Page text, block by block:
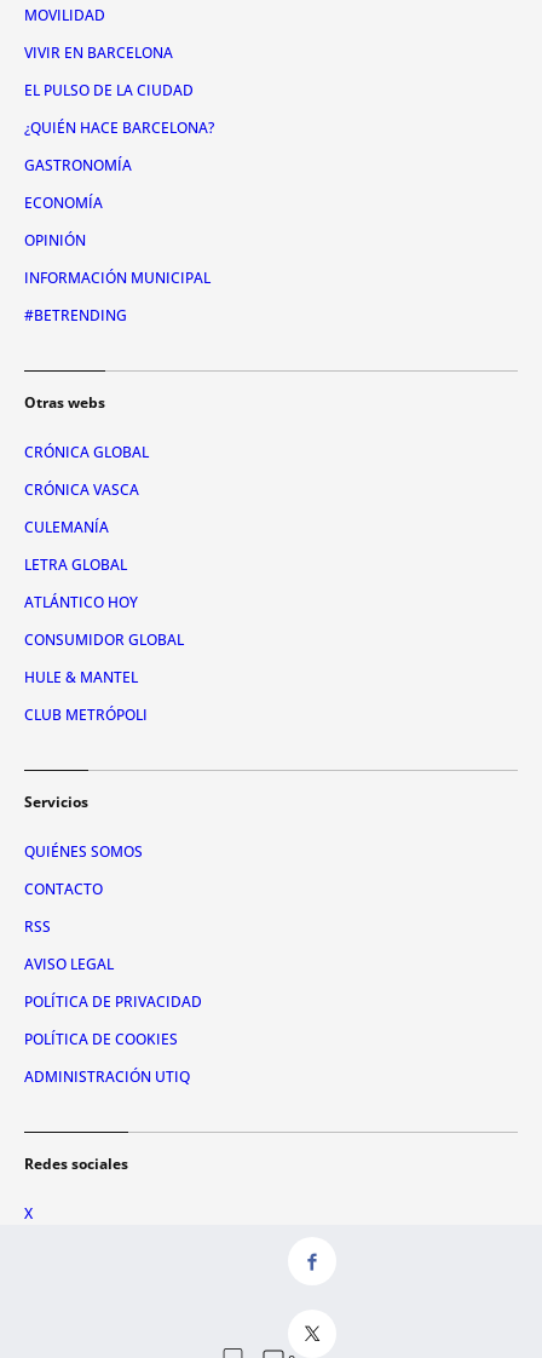
MOVILIDAD
VIVIR EN BARCELONA
EL PULSO DE LA CIUDAD
¿QUIÉN HACE BARCELONA?
GASTRONOMÍA
ECONOMÍA
OPINIÓN
INFORMACIÓN MUNICIPAL
#BETRENDING
Otras webs
CRÓNICA GLOBAL
CRÓNICA VASCA
CULEMANÍA
LETRA GLOBAL
ATLÁNTICO HOY
CONSUMIDOR GLOBAL
HULE & MANTEL
CLUB METRÓPOLI
Servicios
QUIÉNES SOMOS
CONTACTO
RSS
AVISO LEGAL
POLÍTICA DE PRIVACIDAD
POLÍTICA DE COOKIES
ADMINISTRACIÓN UTIQ
Redes sociales
X